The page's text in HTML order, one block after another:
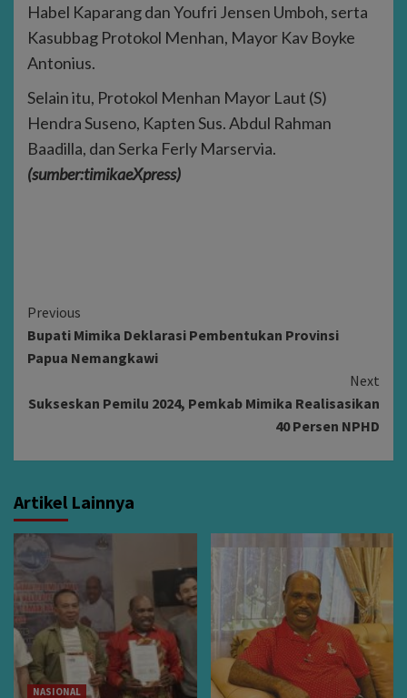
Habel Kaparang dan Youfri Jensen Umboh, serta
Kasubbag Protokol Menhan, Mayor Kav Boyke
Antonius.
Selain itu, Protokol Menhan Mayor Laut (S)
Hendra Suseno, Kapten Sus. Abdul Rahman
Baadilla, dan Serka Ferly Marservia.
(sumber:timikaeXpress)
Continue
Reading
Previous
Bupati Mimika Deklarasi Pembentukan Provinsi
Papua Nemangkawi
Next
Sukseskan Pemilu 2024, Pemkab Mimika Realisasikan
40 Persen NPHD
Artikel Lainnya
NASIONAL